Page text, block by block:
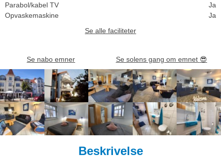
Parabol/kabel TV
Ja
Opvaskemaskine
Ja
Se alle faciliteter
Se nabo emner Se solens gang om emnet 😎
Beskrivelse